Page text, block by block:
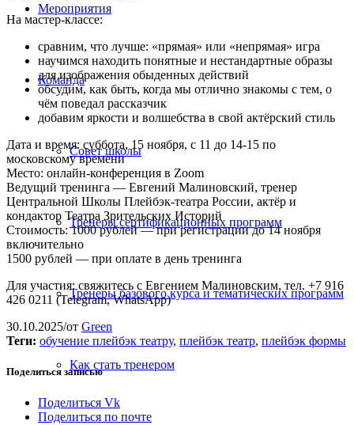
Мероприятия
Команда
Совет школы
Тренеры сертификационных программ
Тренеры базового курса и тематических программ
Как стать тренером
На мастер-классе:
сравним, что лучше: «прямая» или «непрямая» игра
научимся находить понятные и нестандартные образы
для изображения обыденных действий
обсудим, как быть, когда мы отлично знакомы с тем, о
чём поведал рассказчик
добавим яркости и волшебства в свой актёрский стиль
Дата и время: суббота, 15 ноября, с 11 до 14-15 по
московскому времени
Место: онлайн-конференция в Zoom
Ведущий тренинга — Евгений Малиновский, тренер
Центральной Школы Плейбэк-театра России, актёр и
кондактор Театра Зрительских Историй
Стоимость: 1000 рублей — при регистрации до 14 ноября
включительно
1500 рублей — при оплате в день тренинга
Для участия: свяжитесь с Евгением Малиновским, тел. +7 916
426 0211 (Telegram, WhatsApp)
30.10.2025/от Green
Теги: обучение плейбэк театру, плейбэк театр, плейбэк формы
Поделиться записью
Поделиться Vk
Поделиться по почте